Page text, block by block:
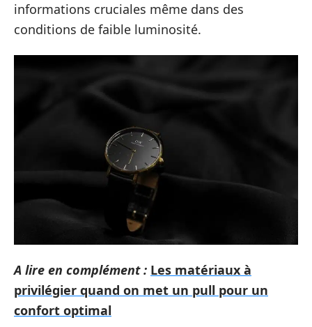
informations cruciales même dans des
conditions de faible luminosité.
A lire en complément : Les matériaux à
privilégier quand on met un pull pour un
confort optimal